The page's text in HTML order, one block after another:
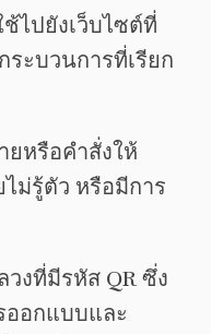
ไปยังเว็บไซต์ที่
ะบวนการที่เรียก
ยหรือคำสั่งให้
ม่รู้ตัว หรือมีการ
งที่มีรหัส QR ซึ่ง
ออกแบบและ